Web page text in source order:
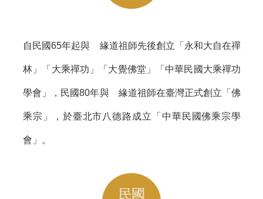
自民國65年起與 緣道祖師先後創立「永和大自在禪
林」「大乘禪功」「大覺佛堂」「中華民國大乘禪功
學會」，民國80年與 緣道祖師在臺灣正式創立「佛
乘宗」，於臺北市八德路成立「中華民國佛乘宗學
會」。